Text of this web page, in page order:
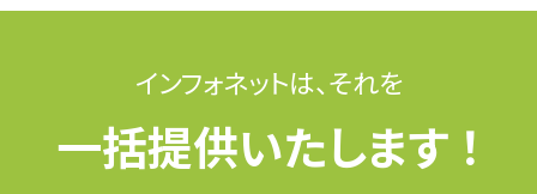
インフォネットは、それを
一括提供いたします ！